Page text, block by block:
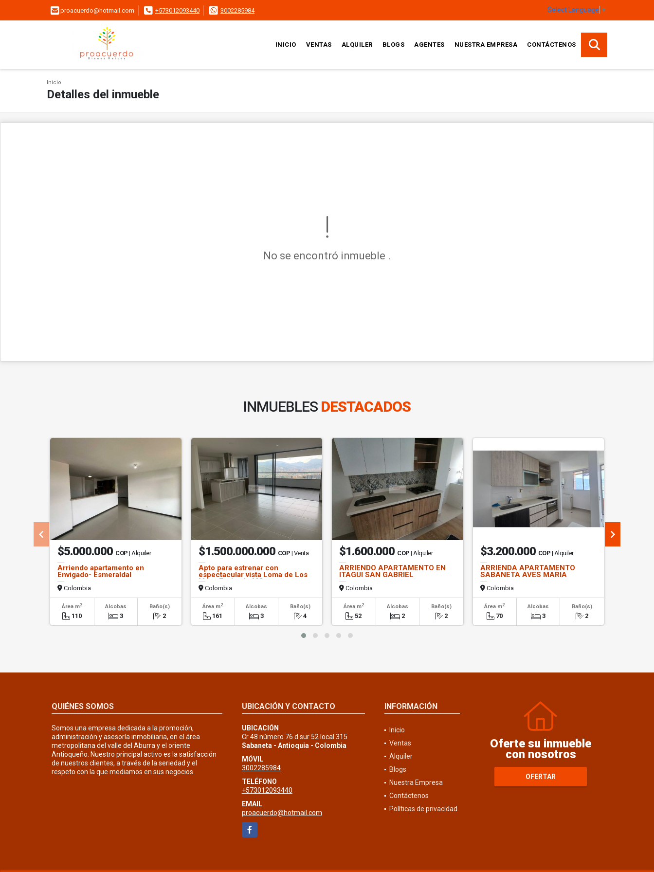
proacuerdo@hotmail.com +573012093440 3002285984 Select Language ▼
INICIO VENTAS ALQUILER BLOGS AGENTES NUESTRA EMPRESA CONTÁCTENOS
Inicio
Detalles del inmueble
No se encontró inmueble .
INMUEBLES DESTACADOS
$5.000.000 COP | Alquiler
Arriendo apartamento en
Envigado- Esmeraldal
Colombia
Área m2
110
Alcobas
3
Baño(s)
2
$1.500.000.000 COP | Venta
Apto para estrenar con
espectacular vista Loma de Los
Mesa Envigado MG
Colombia
Área m2
161
Alcobas
3
Baño(s)
4
$1.600.000 COP | Alquiler
ARRIENDO APARTAMENTO EN
ITAGUI SAN GABRIEL
Colombia
Área m2
52
Alcobas
2
Baño(s)
2
$3.200.000 COP | Alquiler
ARRIENDA APARTAMENTO
SABANETA AVES MARIA
Colombia
Área m2
70
Alcobas
3
Baño(s)
2
QUIÉNES SOMOS
Somos una empresa dedicada a la promoción,
administración y asesoría inmobiliaria, en el área
metropolitana del valle del Aburra y el oriente
Antioqueño. Nuestro principal activo es la satisfacción
de nuestros clientes, a través de la seriedad y el
respeto con la que mediamos en sus negocios.
UBICACIÓN Y CONTACTO
UBICACIÓN
Cr 48 número 76 d sur 52 local 315
Sabaneta - Antioquia - Colombia
MÓVIL
3002285984
TELÉFONO
+573012093440
EMAIL
proacuerdo@hotmail.com
Facebook
INFORMACIÓN
Inicio
Ventas
Alquiler
Blogs
Nuestra Empresa
Contáctenos
Políticas de privacidad
Oferte su inmueble
con nosotros
OFERTAR